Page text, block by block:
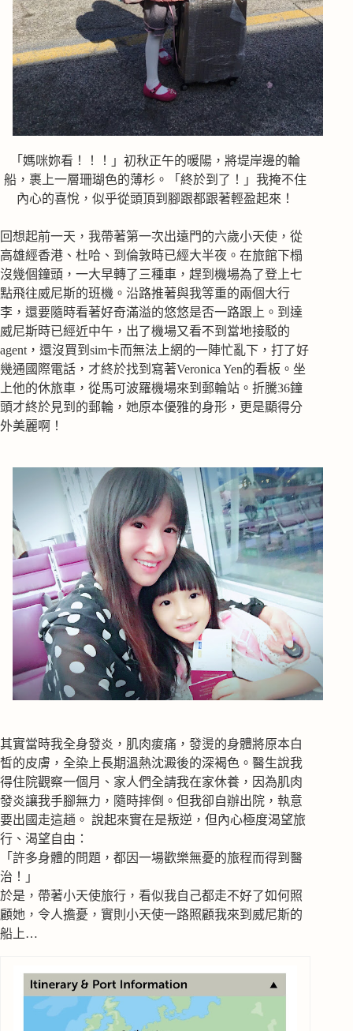
「媽咪妳看！！！」初秋正午的暖陽，將堤岸邊的輪
船，裹上一層珊瑚色的薄杉。「終於到了！」我掩不住
內心的喜悅，似乎從頭頂到腳跟都跟著輕盈起來！
回想起前一天，我帶著第一次出遠門的六歲小天使，從
高雄經香港、杜哈、到倫敦時已經大半夜。在旅館下榻
沒幾個鐘頭，一大早轉了三種車，趕到機場為了登上七
點飛往威尼斯的班機。沿路推著與我等重的兩個大行
李，還要隨時看著好奇滿溢的悠悠是否一路跟上。到達
威尼斯時已經近中午，出了機場又看不到當地接駁的
agent，還沒買到sim卡而無法上網的一陣忙亂下，打了好
幾通國際電話，才終於找到寫著Veronica Yen的看板。坐
上他的休旅車，從馬可波羅機場來到郵輪站。折騰36鐘
頭才終於見到的郵輪，她原本優雅的身形，更是顯得分
外美麗啊！
其實當時我全身發炎，肌肉痠痛，發燙的身體將原本白
皙的皮膚，全染上長期溫熱沈澱後的深褐色。醫生說我
得住院觀察一個月、家人們全請我在家休養，因為肌肉
發炎讓我手腳無力，隨時摔倒。但我卻自辦出院，執意
要出國走這趟。 說起來實在是叛逆，但內心極度渴望旅
行、渴望自由：
「許多身體的問題，都因一場歡樂無憂的旅程而得到醫
治！」
於是，帶著小天使旅行，看似我自己都走不好了如何照
顧她，令人擔憂，實則小天使一路照顧我來到威尼斯的
船上…